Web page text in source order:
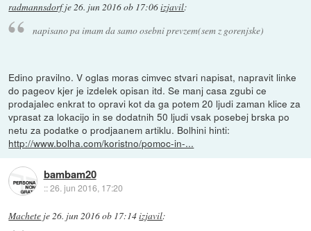
radmannsdorfje26. jun 2016 ob 17:06izjavil:
napisano pa imam da samo osebni prevzem(sem z gorenjske)
Edino pravilno. V oglas moras cimvec stvari napisat, napravit linke
do pageov kjer je izdelek opisan itd. Se manj casa zgubi ce
prodajalec enkrat to opravi kot da ga potem 20 ljudi zaman klice za
vprasat za lokacijo in se dodatnih 50 ljudi vsak posebej brska po
netu za podatke o prodjaanem artiklu. Bolhini hinti:
http://www.bolha.com/koristno/pomoc-in-...
bambam20
::26. jun 2016, 17:20
Machete je26. jun 2016 ob 17:14izjavil: